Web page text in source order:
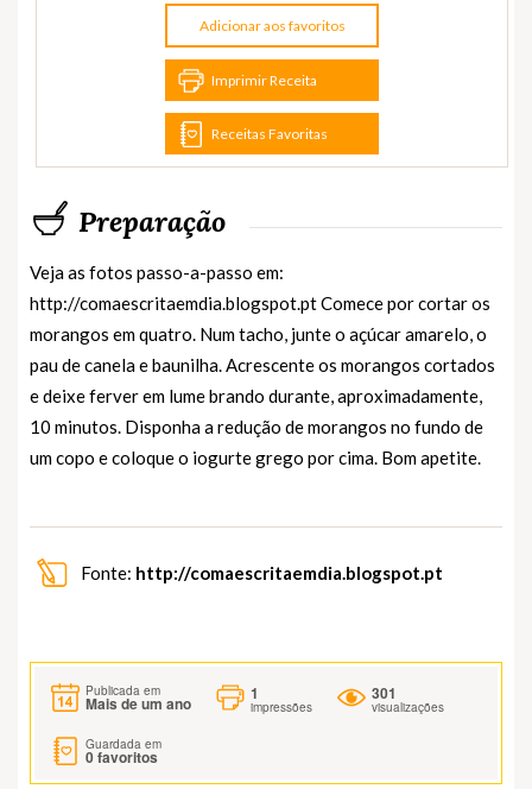
Adicionar aos favoritos
Imprimir Receita
Receitas Favoritas
Preparação
Veja as fotos passo-a-passo em:
http://comaescritaemdia.blogspot.pt Comece por cortar os
morangos em quatro. Num tacho, junte o açúcar amarelo, o
pau de canela e baunilha. Acrescente os morangos cortados
e deixe ferver em lume brando durante, aproximadamente,
10 minutos. Disponha a redução de morangos no fundo de
um copo e coloque o iogurte grego por cima. Bom apetite.
Fonte: http://comaescritaemdia.blogspot.pt
Publicada em
Mais de um ano
1
impressões
301
visualizações
Guardada em
0favoritos